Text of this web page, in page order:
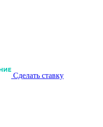
Сделать ставку